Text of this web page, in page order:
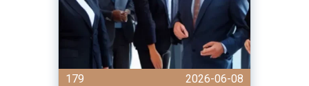
179
2026-06-08